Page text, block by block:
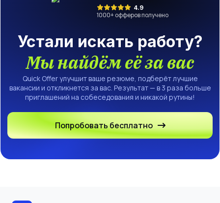
4.9
1000+ офферов получено
Устали искать работу?
Мы найдём её за вас
Quick Offer улучшит ваше резюме, подберёт лучшие
вакансии и откликнется за вас. Результат — в 3 раза больше
приглашений на собеседования и никакой рутины!
Попробовать бесплатно